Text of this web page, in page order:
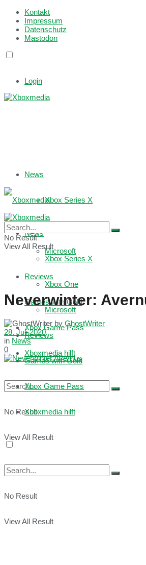
Kontakt
Impressum
Datenschutz
Mastodon
Login
News
Xbox Series X
Microsoft
Reviews
Games with Gold
Xbox Game Pass
Xboxmedia hilft
No Result
View All Result
News
Xbox Series X
Xbox One
Microsoft
Reviews
Games with Gold
Xbox Game Pass
Xboxmedia hilft
No Result
View All Result
No Result
View All Result
Neverwinter:
by GhostWriter
28. Juli 2020
in News
0